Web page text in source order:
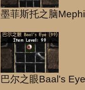
墨菲斯托之脑
巴尔之眼Baal's